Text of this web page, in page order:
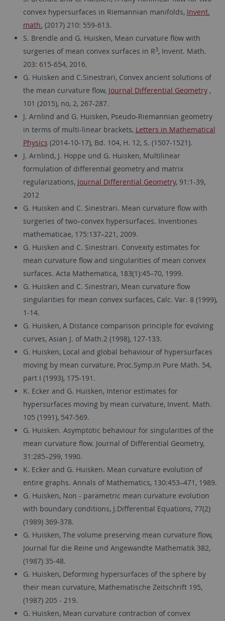
convex hypersurfaces in Riemannian manifolds, Invent.
math. (2017) 210: 559-613.
S. Brendle and G. Huisken, Mean curvature flow with
surgeries of mean convex surfaces in R3, Invent. Math.
203: 615-654, 2016.
G. Huisken and C.Sinestrari, Convex ancient solutions of
the mean curvature flow, Journal Differential Geometry,
101 (2015), no, 2, 267-287.
J. Arnlind and G. Huisken, Pseudo-Riemannian geometry
in terms of multi-linear brackets, Letters in Mathematical
Physics (2014-10-17), Bd. 104, H. 12, S. (1507-1521).
J. Arnlind, J. Hoppe und G. Huisken, Multilinear
formulation of differential geometry and matrix
regularizations, Journal Differential Geometry, 91:1-39,
2012
G. Huisken and C. Sinestrari. Mean curvature flow with
surgeries of two–convex hypersurfaces. Inventiones
mathematicae, 175:137–221, 2009.
G. Huisken and C. Sinestrari. Convexity estimates for
mean curvature flow and singularities of mean convex
surfaces. Acta Mathematica, 183(1):45–70, 1999.
G. Huisken and C. Sinestrari, Mean curvature flow
singularities for mean convex surfaces, Calc. Var. 8 (1999),
1-14.
G. Huisken, A Distance comparison principle for evolving
curves, Asian J. of Math.2 (1998), 127-133.
G. Huisken, Local and global behaviour of hypersurfaces
moving by mean curvature, Proc.Symp.in Pure Math. 54,
part I (1993), 175-191.
K. Ecker and G. Huisken, Interior estimates for
hypersurfaces moving by mean curvature, Invent. Math.
105 (1991), 547-569.
G. Huisken. Asymptotic behaviour for singularities of the
mean curvature flow. Journal of Differential Geometry,
31:285–299, 1990.
K. Ecker and G. Huisken. Mean curvature evolution of
entire graphs. Annals of Mathematics, 130:453–471, 1989.
G. Huisken, Non - parametric mean curvature evolution
with boundary conditions, J.Differential Equations, 77(2)
(1989) 369-378.
G. Huisken, The volume preserving mean curvature flow,
Journal für die Reine und Angewandte Mathematik 382,
(1987) 35-48.
G. Huisken, Deforming hypersurfaces of the sphere by
their mean curvature, Mathematische Zeitschrift 195,
(1987) 205 - 219.
G. Huisken, Mean curvature contraction of convex